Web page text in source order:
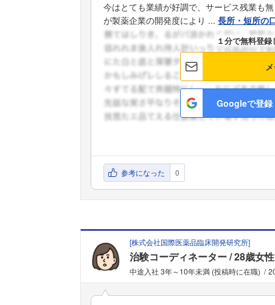
今はとても業績が好調で、サービス残業も
が製薬企業の開発度により ... 長所・短所の
１分で無料登
Googleで登録
参考になった 0
[株式会社国際医薬品臨床開発研究所]
治験コーディネーター 28歳女性
中途入社 3年～10年未満 (投稿時に在職)